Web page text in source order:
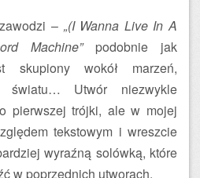
– „(I Wanna Live In A
Machine”podobnie jak
skupiony wokół marzeń,
światu… Utwór niezwykle
pierwszej trójki, ale w mojej
tekstowym i wreszcie
wyraźną solówką, które
w poprzednich utworach.